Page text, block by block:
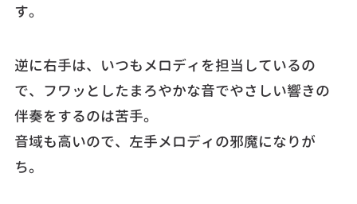
す。
逆に右手は、いつもメロディを担当しているの
で、フワッとしたまろやかな音でやさしい響きの
伴奏をするのは苦手。
音域も高いので、左手メロディの邪魔になりが
ち。